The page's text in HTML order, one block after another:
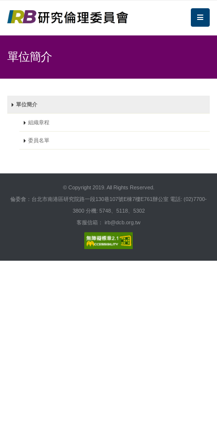
倫理委員會
單位簡介
單位簡介
組織章程
委員名單
© Copyright 2019. All Rights Reserved.
倫委會：台北市南港區研究院路一段130巷107號E棟7樓E761辦公室 電話: (02)7700-
3800 分機: 5748、5118、5302
客服信箱： irb@dcb.org.tw